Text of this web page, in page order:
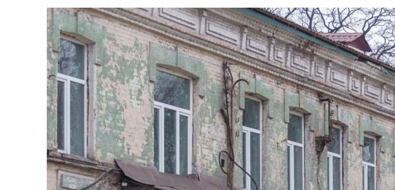
НАВЧАЛЬНИЙ ЗАКЛАД В КАМ’ЯНСЬКОМУ